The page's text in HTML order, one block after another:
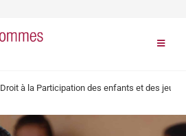
Droit à la Participation des enfants et des